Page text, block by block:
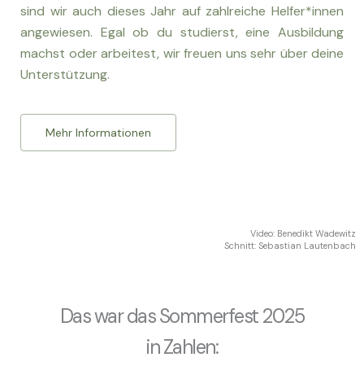
sind wir auch dieses Jahr auf zahlreiche Helfer*innen
angewiesen. Egal ob du studierst, eine Ausbildung
machst oder arbeitest, wir freuen uns sehr über deine
Unterstützung.
Mehr Informationen
Video: Benedikt Wadewitz
Schnitt: Sebastian Lautenbach
Das war das Sommerfest 2025
in Zahlen: